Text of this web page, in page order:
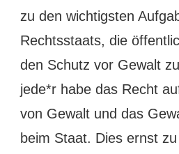
zu den wichtigsten
Rechtsstaats, die
den Schutz vor Gewalt
jede*r habe das Recht
von Gewalt und das
beim Staat. Dies ernst